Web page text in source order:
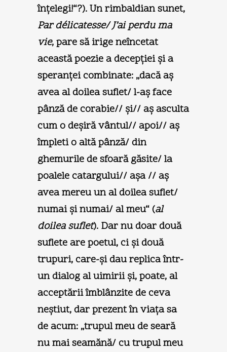
înţelegi!“?). Un rimbaldian sunet,
Par délicatesse/ J’ai perdu ma
vie, pare să irige neîncetat
această poezie a decepţiei şi a
speranţei combinate: „dacă aş
avea al doilea suflet/ l-aş face
pânză de corabie// şi// aş asculta
cum o deşiră vântul// apoi// aş
împleti o altă pânză/ din
ghemurile de sfoară găsite/ la
poalele catargului// aşa // aş
avea mereu un al doilea suflet/
numai şi numai/ al meu“ (al
doilea suflet). Dar nu doar două
suflete are poetul, ci şi două
trupuri, care-şi dau replica într-
un dialog al uimirii şi, poate, al
acceptării îmblânzite de ceva
neştiut, dar prezent în viaţa sa
de acum: „trupul meu de seară
nu mai seamănă/ cu trupul meu